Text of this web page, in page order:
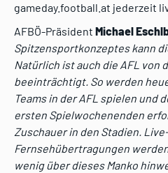
gameday.football.at jederzeit
AFBÖ-Präsident Michael
Spitzensportkonzeptes kann
Natürlich ist auch die AFL von
beeinträchtigt. So werden
Teams in der AFL spielen und
ersten Spielwochenenden
Zuschauer in den Stadien.
Fernsehübertragungen
wenig über dieses Manko